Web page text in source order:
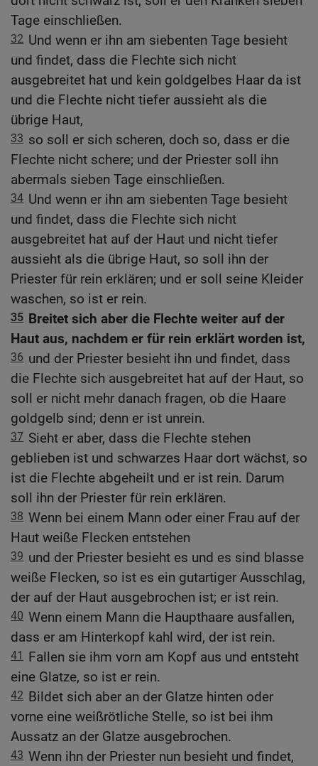
Tage einschließen.
32 Und wenn er ihn am siebenten Tage besieht
und findet, dass die Flechte sich nicht
ausgebreitet hat und kein goldgelbes Haar da ist
und die Flechte nicht tiefer aussieht als die
übrige Haut,
33 so soll er sich scheren, doch so, dass er die
Flechte nicht schere; und der Priester soll ihn
abermals sieben Tage einschließen.
34 Und wenn er ihn am siebenten Tage besieht
und findet, dass die Flechte sich nicht
ausgebreitet hat auf der Haut und nicht tiefer
aussieht als die übrige Haut, so soll ihn der
Priester für rein erklären; und er soll seine Kleider
waschen, so ist er rein.
35 Breitet sich aber die Flechte weiter auf der
Haut aus, nachdem er für rein erklärt worden ist,
36 und der Priester besieht ihn und findet, dass
die Flechte sich ausgebreitet hat auf der Haut, so
soll er nicht mehr danach fragen, ob die Haare
goldgelb sind; denn er ist unrein.
37 Sieht er aber, dass die Flechte stehen
geblieben ist und schwarzes Haar dort wächst, so
ist die Flechte abgeheilt und er ist rein. Darum
soll ihn der Priester für rein erklären.
38 Wenn bei einem Mann oder einer Frau auf der
Haut weiße Flecken entstehen
39 und der Priester besieht es und es sind blasse
weiße Flecken, so ist es ein gutartiger Ausschlag,
der auf der Haut ausgebrochen ist; er ist rein.
40 Wenn einem Mann die Haupthaare ausfallen,
dass er am Hinterkopf kahl wird, der ist rein.
41
Fallen sie ihm vorn am Kopf aus und entsteht
eine Glatze, so ist er rein.
42 Bildet sich aber an der Glatze hinten oder
vorne eine weißrötliche Stelle, so ist bei ihm
Aussatz an der Glatze ausgebrochen.
43 Wenn ihn der Priester nun besieht und findet,